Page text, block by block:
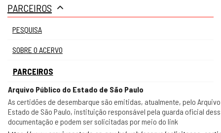
PARCEIROS
PESQUISA
SOBRE O ACERVO
PARCEIROS
Arquivo Público do Estado de São Paulo
As certidões de desembarque são emitidas, atualmente, pelo
Estado de São Paulo, instituição responsável pela guarda oficial
documentação e podem ser solicitadas por meio do link